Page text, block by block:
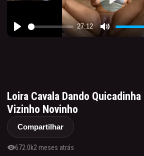
Loira Cavala Dando
Vizinho Novinho
Compartilhar
visibility672.0k2 meses atrás